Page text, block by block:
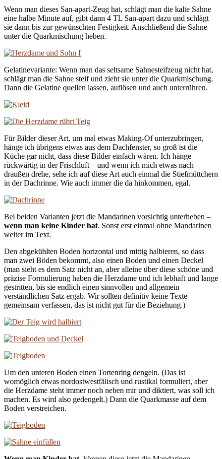
Wenn man dieses San-apart-Zeug hat, schlägt man die kalte Sahne
eine halbe Minute auf, gibt dann 4 TL San-apart dazu und schlägt
sie dann bis zur gewünschten Festigkeit. Anschließend die Sahne
unter die Quarkmischung heben.
Gelatinevariante: Wenn man das seltsame Sahnesteifzeug nicht hat,
schlägt man die Sahne steif und zieht sie unter die Quarkmischung.
Dann die Gelatine quellen lassen, auflösen und auch unterrühren.
Für Bilder dieser Art, um mal etwas Making-Of unterzubringen,
hänge ich übrigens etwas aus dem Dachfenster, so groß ist die
Küche gar nicht, dass diese Bilder einfach wären. Ich hänge
rückwärtig in der Frischluft – und wenn ich mich etwas nach
draußen drehe, sehe ich auf diese Art auch einmal die Stiefmüttchern
in der Dachrinne. Wie auch immer die da hinkommen, egal.
Bei beiden Varianten jetzt die Mandarinen vorsichtig unterheben –
wenn man keine Kinder hat. Sonst erst einmal ohne Mandarinen
weiter im Text.
Den abgekühlten Boden horizontal und mittig halbieren, so dass
man zwei Böden bekommt, also einen Boden und einen Deckel
(man sieht es dem Satz nicht an, aber alleine über diese schöne und
präzise Formulierung haben die Herzdame und ich lebhaft und lange
gestritten, bis sie endlich einen sinnvollen und allgemein
verständlichen Satz ergab. Wir sollten definitiv keine Texte
gemeinsam verfassen, das ist nicht gut für die Beziehung.)
Um den unteren Boden einen Tortenring dengeln. (Das ist
womöglich etwas nordostwestfälisch und rustikal formuliert, aber
die Herzdame steht immer noch neben mir und diktiert, was soll ich
machen. Es wird also gedengelt.) Dann die Quarkmasse auf dem
Boden verstreichen.